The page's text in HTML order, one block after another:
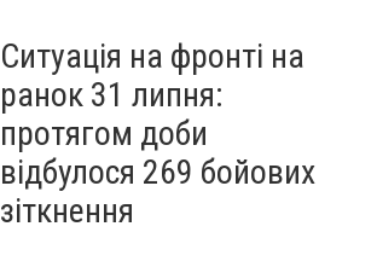
Ситуація на фронті на
ранок 31 липня:
протягом доби
відбулося 269 бойових
зіткнення